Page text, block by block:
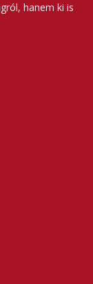
hanem ki is